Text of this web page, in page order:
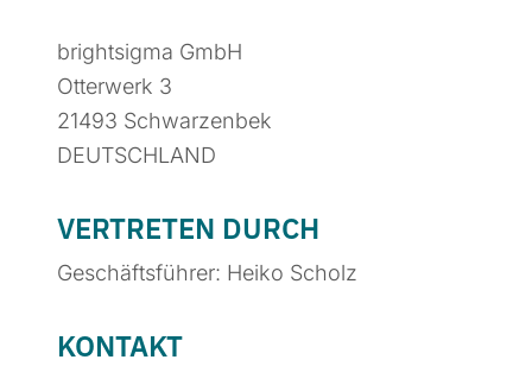
brightsigma GmbH
Otterwerk 3
21493 Schwarzenbek
DEUTSCHLAND
VERTRETEN DURCH
Geschäftsführer: Heiko Scholz
KONTAKT